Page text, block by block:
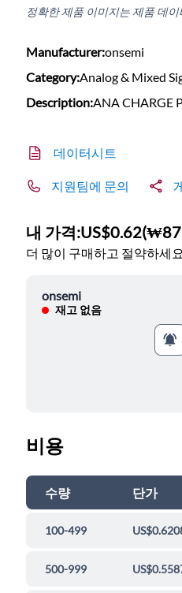
정확한 제품 이미지는 제품 데
Manufacturer:onsemi
Category:Analog & Mixed
Description:ANA CHARGE
데이터시트
지원팀에 문의
내 가격:US$0.62(
더 많이 구매하고 절약하세
onsemi
재고 없음
비용
수량 단가
100-499
500-999